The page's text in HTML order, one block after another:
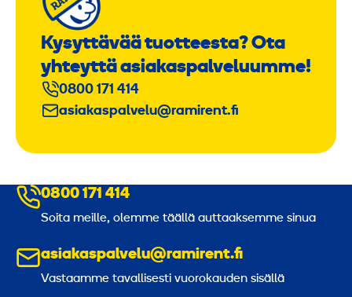
Kysyttävää tuotteesta? Ota
yhteyttä asiakaspalveluumme!
0800 171 414
asiakaspalvelu@ramirent.fi
0800 171 414
Soita meille, olemme täällä auttaaksemme sinua
asiakaspalvelu@ramirent.fi
Vastaamme tavallisesti vuorokauden sisällä